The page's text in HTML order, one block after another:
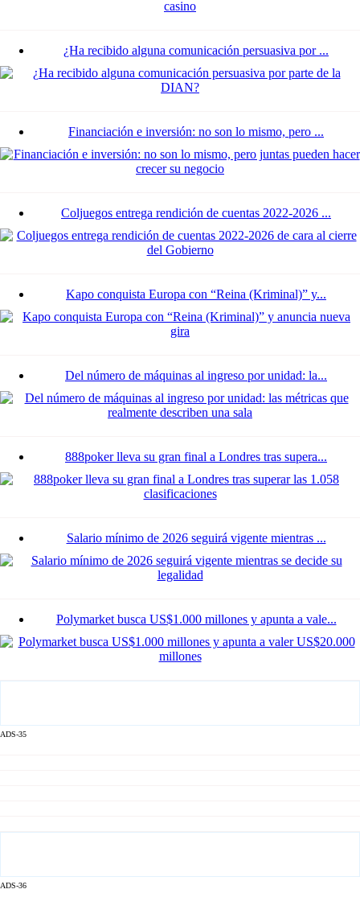
¿Ha recibido alguna comunicación persuasiva por ...
Financiación e inversión: no son lo mismo, pero ...
Coljuegos entrega rendición de cuentas 2022-2026 ...
Kapo conquista Europa con “Reina (Kriminal)” y...
Del número de máquinas al ingreso por unidad: la...
888poker lleva su gran final a Londres tras supera...
Salario mínimo de 2026 seguirá vigente mientras ...
Polymarket busca US$1.000 millones y apunta a vale...
ADS-35
ADS-36